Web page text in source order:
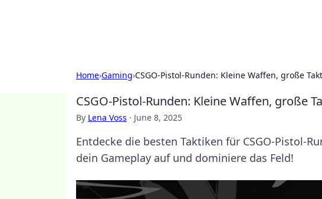
Home›Gaming›CSGO-Pistol-Runden: Kleine Waffen, große
CSGO-Pistol-Runden: Kleine Waffen, große
By Lena Voss · June 8, 2025
Entdecke die besten Taktiken für CSGO-Pistol-
dein Gameplay auf und dominiere das Feld!